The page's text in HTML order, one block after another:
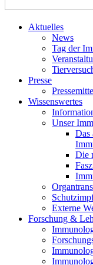
Aktuelles
News
Tag der
Presse
Wissenswertes
Unser
Das
Die
Externe
Forschung &